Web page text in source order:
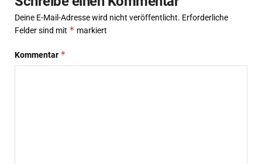
Deine E-Mail-Adresse wird nicht veröffentlicht. Erforderliche
Felder sind mit * markiert
Kommentar *